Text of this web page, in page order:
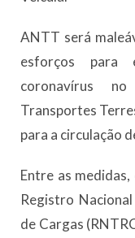
ANTT será
esforços para
coronavírus
Transportes
para a circulação
Entre as
Registro
de Cargas